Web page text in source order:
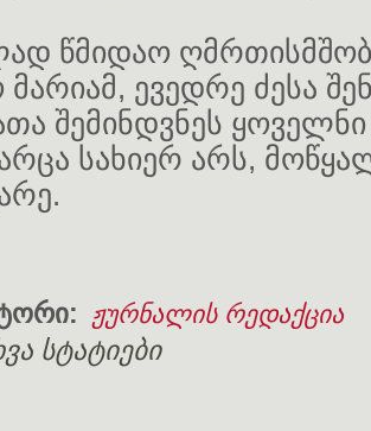
წმიდაო
ევედრე ძესა
შემინდვნეს
სახიერ არს,
ჟურნალის რედაქცია
სტატიები